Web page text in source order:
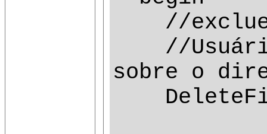
//exclue
//Usuário
sobre o